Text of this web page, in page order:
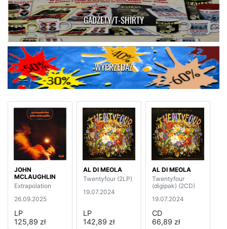
GADŻETY/T-SHIRTY
WYPRZEDAŻ
JOHN
MCLAUGHLIN
Extrapolation
26.09.2025
LP
125,89 zł
AL DI MEOLA
Twentyfour (2LP)
19.07.2024
LP
142,89 zł
AL DI MEOLA
Twentyfour
(digipak) (2CD)
19.07.2024
CD
66,89 zł